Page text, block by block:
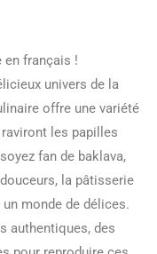
en français !
univers de la
offre une variété
les papilles
fan de baklava,
la pâtisserie
monde de délices.
authentiques, des